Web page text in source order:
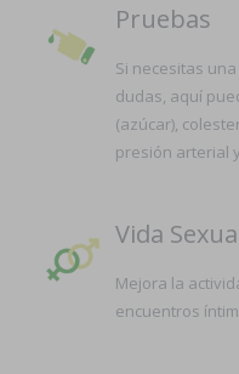
Pruebas
Si necesitas
dudas, aquí
(azúcar),
presión arterial
Vida
Mejora la
encuentros